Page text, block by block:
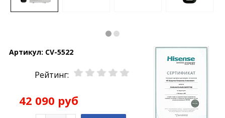
Артикул: CV-5522
Рейтинг:
42 090 руб